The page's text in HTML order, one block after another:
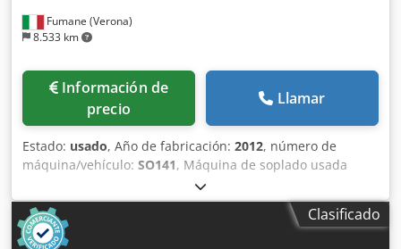
Fumane (Verona)
8.533 km
Información de
precio
Llamar
Estado: usado, Año de fabricación: 2012, número de
máquina/vehículo: SO141, Máquina de soplado usada
MORETTO EPL 5-8 N - Año 2012Especificaciones técnicas y
datos de rendimientoEsta máquina de extrusión por
soplado está diseñada para producir envases plásticos
huecos con alta repetibilidad y eficiencia. Fabricada por
Clasificado